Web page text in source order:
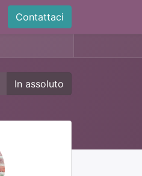
Contattaci
In assoluto